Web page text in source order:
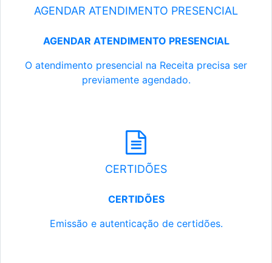
AGENDAR ATENDIMENTO PRESENCIAL
AGENDAR ATENDIMENTO PRESENCIAL
O atendimento presencial na Receita precisa ser
previamente agendado.
CERTIDÕES
CERTIDÕES
Emissão e autenticação de certidões.